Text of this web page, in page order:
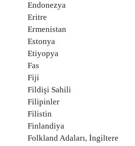
Endonezya
Eritre
Ermenistan
Estonya
Etiyopya
Fas
Fiji
Fildişi Sahili
Filipinler
Filistin
Finlandiya
Folkland Adaları, İngiltere